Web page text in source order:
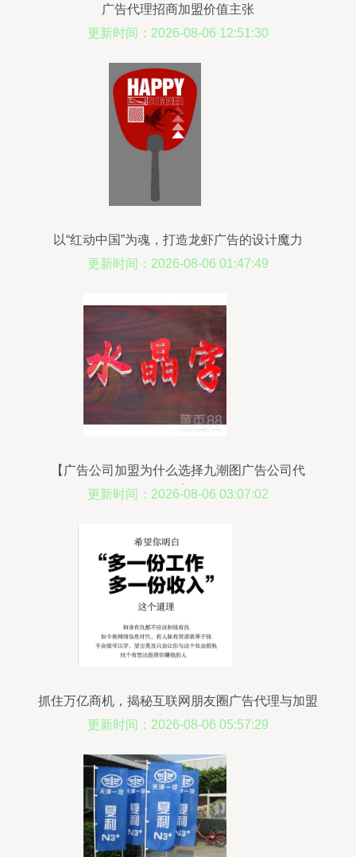
广告代理招商加盟价值主张
更新时间：2026-08-06 12:51:30
以“红动中国”为魂，打造龙虾广告的设计魔力
更新时间：2026-08-06 01:47:49
【广告公司加盟为什么选择九潮图广告公司代
理?】-
更新时间：2026-08-06 03:07:02
抓住万亿商机，揭秘互联网朋友圈广告代理与加盟
项目 广告设计全程赋能
更新时间：2026-08-06 05:57:29